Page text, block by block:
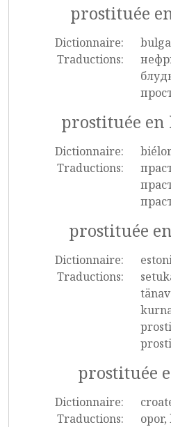
prostituée
Dictionnaire:
Traductions:
prostituée en
Dictionnaire:
Traductions:
prostituée
Dictionnaire:
Traductions:
prostituée
Dictionnaire:
Traductions: